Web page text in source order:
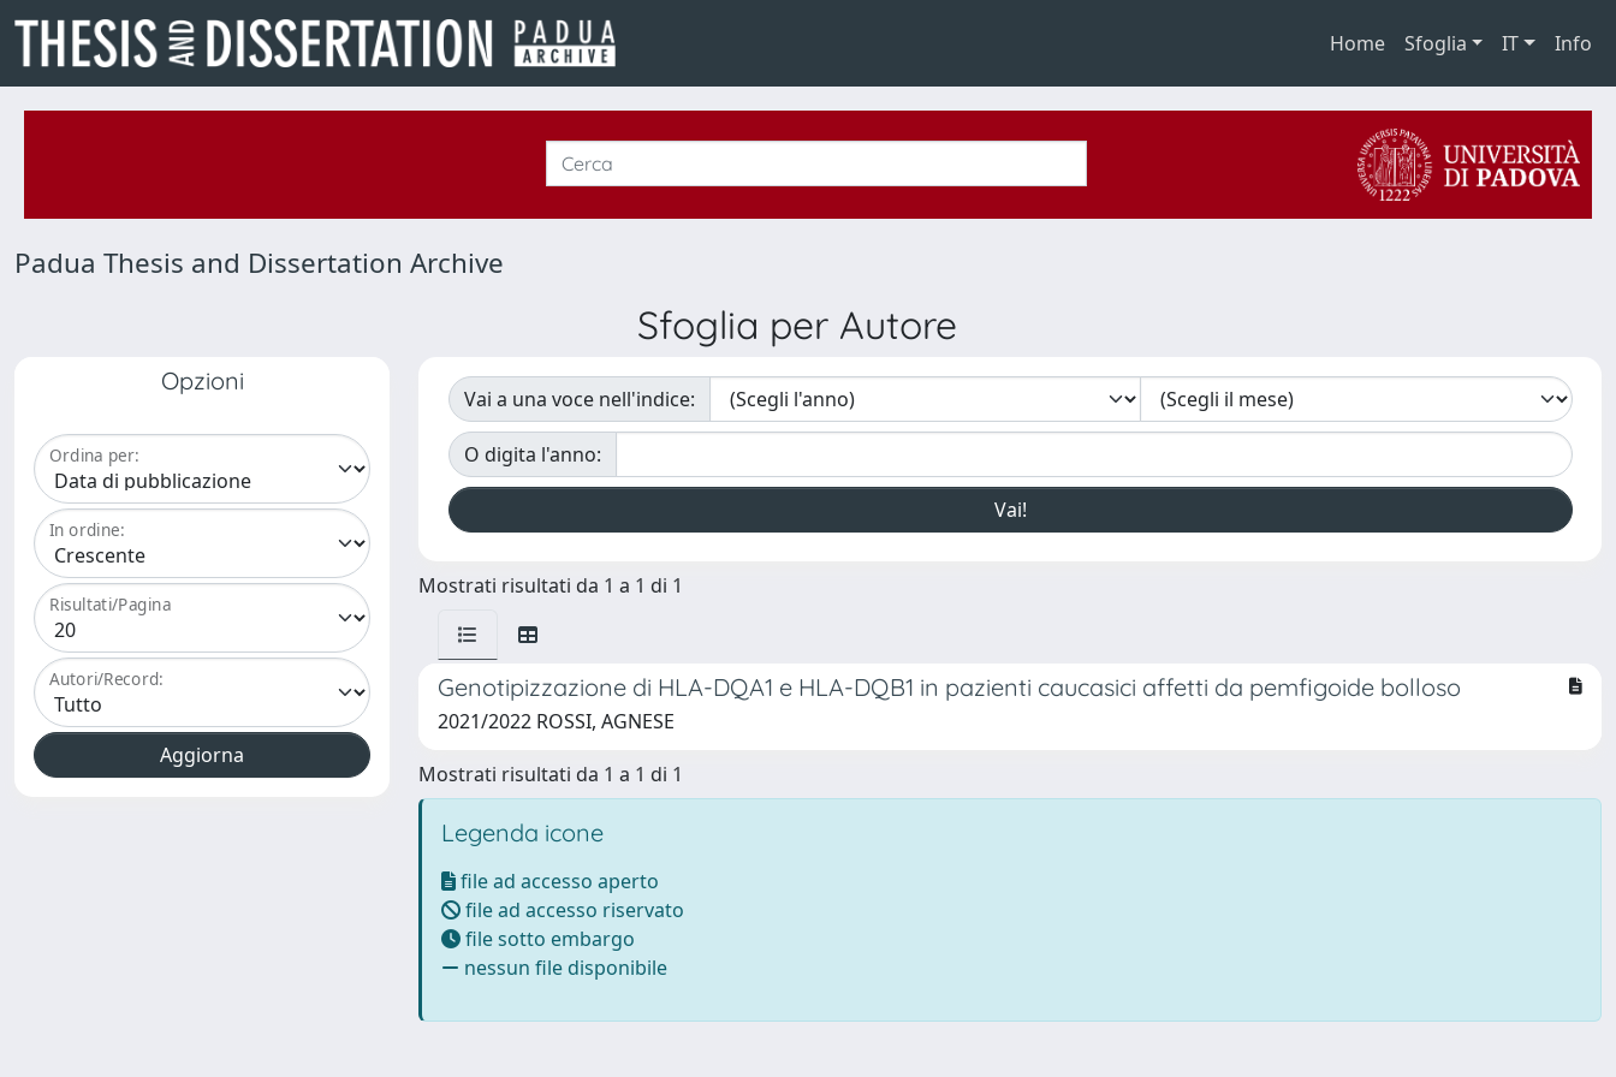
Home Sfoglia IT Info
Padua Thesis and Dissertation Archive
Sfoglia per Autore
Opzioni
Ordina per:
In ordine:
Risultati/Pagina
Autori/Record:
Vai a una voce nell'indice:
O digita l'anno:
Mostrati risultati da 1 a 1 di 1
Genotipizzazione di HLA-DQA1 e HLA-DQB1 in pazienti caucasici affetti da pemfigoide bolloso
2021/2022 ROSSI, AGNESE
Mostrati risultati da 1 a 1 di 1
Legenda icone
file ad accesso aperto
file ad accesso riservato
file sotto embargo
nessun file disponibile